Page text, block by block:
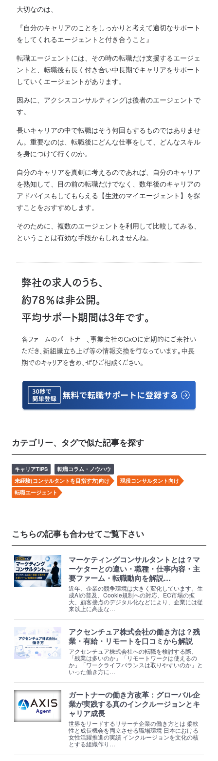
大切なのは、
『自分のキャリアのことをしっかりと考えて適切なサポート
をしてくれるエージェントと付き合うこと』
転職エージェントには、その時の転職だけ支援するエージェ
ントと、転職後も長く付き合い中長期でキャリアをサポート
していくエージェントがあります。
因みに、アクシスコンサルティングは後者のエージェントで
す。
長いキャリアの中で転職はそう何回もするものではありませ
ん。重要なのは、転職後にどんな仕事をして、どんなスキル
を身につけて行くのか。
自分のキャリアを真剣に考えるのであれば、自分のキャリア
を熟知して、目の前の転職だけでなく、数年後のキャリアの
アドバイスもしてもらえる【生涯のマイエージェント】を探
すことをおすすめします。
そのために、複数のエージェントを利用して比較してみる、
ということは有効な手段かもしれませんね。
弊社の求人のうち、
約78％は非公開。
平均サポート期間は3年です。
各ファームのパートナー、事業会社のCxOに定期的にご来社い
ただき、新組織立ち上げ等の情報交換を行なっています。中長
期でのキャリアを含め、ぜひご相談ください。
カテゴリー、タグで似た記事を探す
キャリアTIPS
転職コラム・ノウハウ
未経験(コンサルタントを目指す方)向け
現役コンサルタント向け
転職エージェント
こちらの記事も合わせてご覧下さい
マーケティングコンサルタントとは？マ
ーケターとの違い・職種・仕事内容・主
要ファーム・転職動向を解説…
近年、企業の競争環境は大きく変化しています。生
成AIの普及、Cookie規制への対応、EC市場の拡
大、顧客接点のデジタル化などにより、企業には従
来以上に高度な…
アクセンチュア株式会社の働き方は？残
業・有給・リモートを口コミから解説
アクセンチュア株式会社への転職を検討する際、
「残業は多いのか」「リモートワークは使えるの
か」「ワークライフバランスは取りやすいのか」と
いった働き方に…
ガートナーの働き方改革：グローバル企
業が実践する真のインクルージョンとキ
ャリア成長
世界をリードするリサーチ企業の働き方とは 柔軟
性と成長機会を両立させる職場環境 日本における
女性活躍推進の実績 インクルージョンを文化の核
とする組織作り…